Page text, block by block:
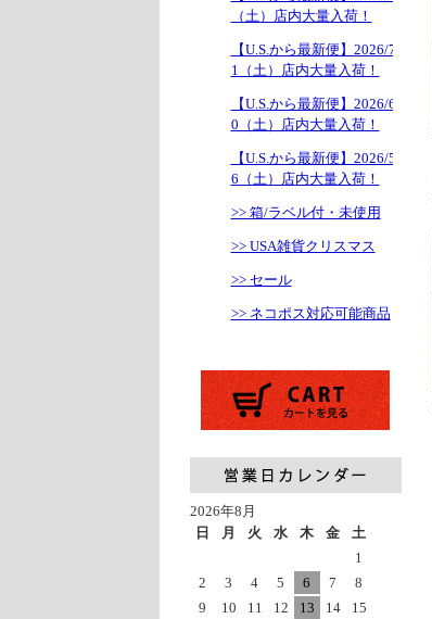
（土）店内大量入荷！
【U.S.から最新便】2026/7/1
1（土）店内大量入荷！
【U.S.から最新便】2026/6/2
0（土）店内大量入荷！
【U.S.から最新便】2026/5/1
6（土）店内大量入荷！
>> 箱/ラベル付・未使用
>> USA雑貨クリスマス
>> セール
>> ネコポス対応可能商品
2026年8月
日
月 火 水 木 金
土
1
2
3 4 5 6 7
8
9
10 11 12 13 14
15